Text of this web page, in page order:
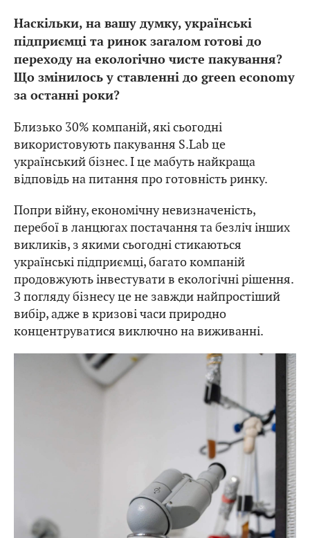
Наскільки, на вашу думку, українські
підприємці та ринок загалом готові до
переходу на екологічно чисте пакування?
Що змінилось у ставленні до green economy
за останні роки?
Близько 30% компаній, які сьогодні
використовують пакування S.Lab це
український бізнес. І це мабуть найкраща
відповідь на питання про готовність ринку.
Попри війну, економічну невизначеність,
перебої в ланцюгах постачання та безліч інших
викликів, з якими сьогодні стикаються
українські підприємці, багато компаній
продовжують інвестувати в екологічні рішення.
З погляду бізнесу це не завжди найпростіший
вибір, адже в кризові часи природно
концентруватися виключно на виживанні.